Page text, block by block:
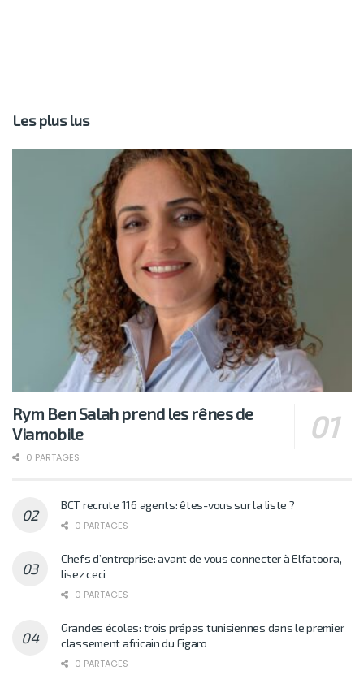
Les plus lus
Rym Ben Salah prend les rênes de
Viamobile
0 PARTAGES
BCT recrute 116 agents: êtes-vous sur la liste ?
0 PARTAGES
Chefs d’entreprise: avant de vous connecter à Elfatoora,
lisez ceci
0 PARTAGES
Grandes écoles: trois prépas tunisiennes dans le premier
classement africain du Figaro
0 PARTAGES